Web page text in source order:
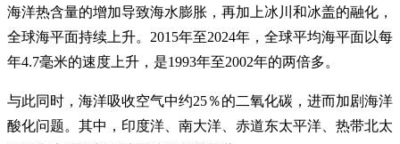
海洋热含量的增加导致海水膨胀，再加上冰川和冰盖的融化，
全球海平面持续上升。2015年至2024年，全球平均海平面以每
年4.7毫米的速度上升，是1993年至2002年的两倍多。
与此同时，海洋吸收空气中约25％的二氧化碳，进而加剧海洋
酸化问题。其中，印度洋、南大洋、赤道东太平洋、热带北太